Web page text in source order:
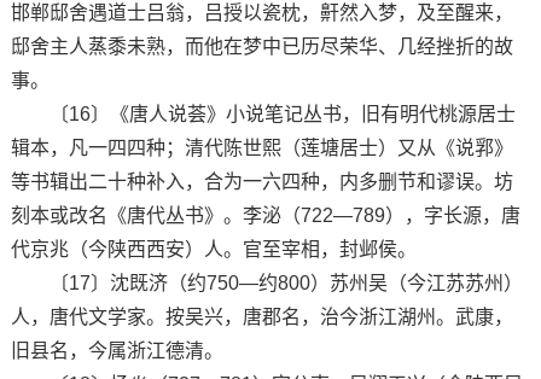
邯郸邸舍遇道士吕翁，吕授以瓷枕，鼾然入梦，及至醒来，
邸舍主人蒸黍未熟，而他在梦中已历尽荣华、几经挫折的故
事。
〔16〕《唐人说荟》小说笔记丛书，旧有明代桃源居士
辑本，凡一四四种；清代陈世熙（莲塘居士）又从《说郛》
等书辑出二十种补入，合为一六四种，内多删节和谬误。坊
刻本或改名《唐代丛书》。李泌（722—789），字长源，唐
代京兆（今陕西西安）人。官至宰相，封邺侯。
〔17〕沈既济（约750—约800）苏州吴（今江苏苏州）
人，唐代文学家。按吴兴，唐郡名，治今浙江湖州。武康，
旧县名，今属浙江德清。